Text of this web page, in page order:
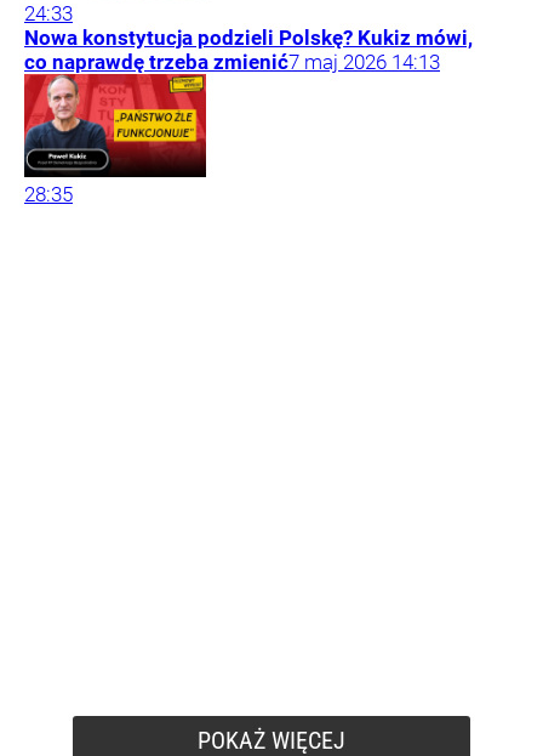
24:33
Nowa konstytucja podzieli Polskę? Kukiz mówi,
co naprawdę trzeba zmienić7 maj 2026 14:13
28:35
POKAŻ WIĘCEJ